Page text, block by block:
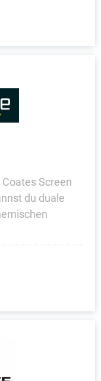
Screen
du duale